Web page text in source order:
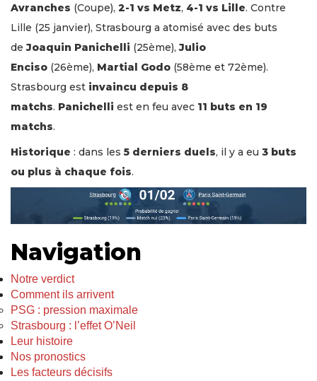
Avranches (Coupe), 2-1 vs Metz, 4-1 vs Lille. Contre
Lille (25 janvier), Strasbourg a atomisé avec des buts
deJoaquin Panichelli (25ème),Julio
Enciso (26ème), Martial Godo (58ème et 72ème).
Strasbourg est invaincu depuis 8
matchs. Panichelli est en feu avec 11 buts en 19
matchs.
Historique : dans les 5 derniers duels, il y a eu 3 buts
ou plus à chaque fois.
Navigation
Notre verdict
Comment ils arrivent
PSG : pression maximale
Strasbourg : l’effet O’Neil
Leur histoire
Nos pronostics
Les facteurs décisifs